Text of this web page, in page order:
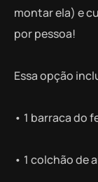
montar ela) e
por pessoa!
Essa opção
• 1 barraca do
• 1 colchão de